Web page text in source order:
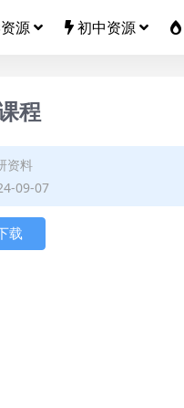
源 初中资源
程
资料
09-07
载